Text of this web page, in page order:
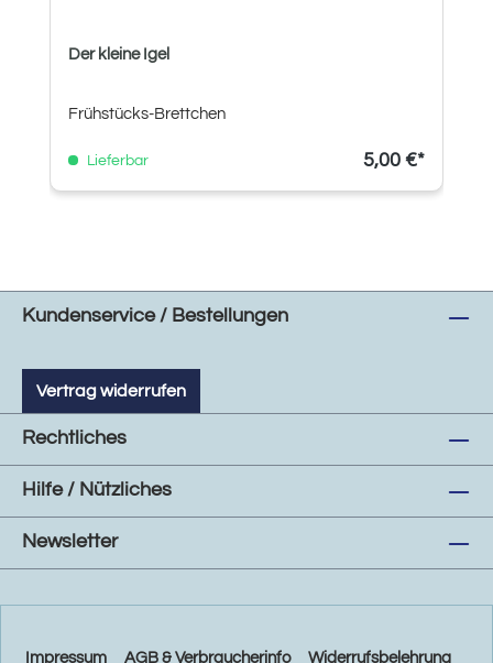
Der kleine Igel
Frühstücks-Brettchen
Lieferbar 5,00 €*
Kundenservice / Bestellungen
Vertrag widerrufen
Rechtliches
Hilfe / Nützliches
Newsletter
Impressum AGB & Verbraucherinfo Widerrufsbelehrung